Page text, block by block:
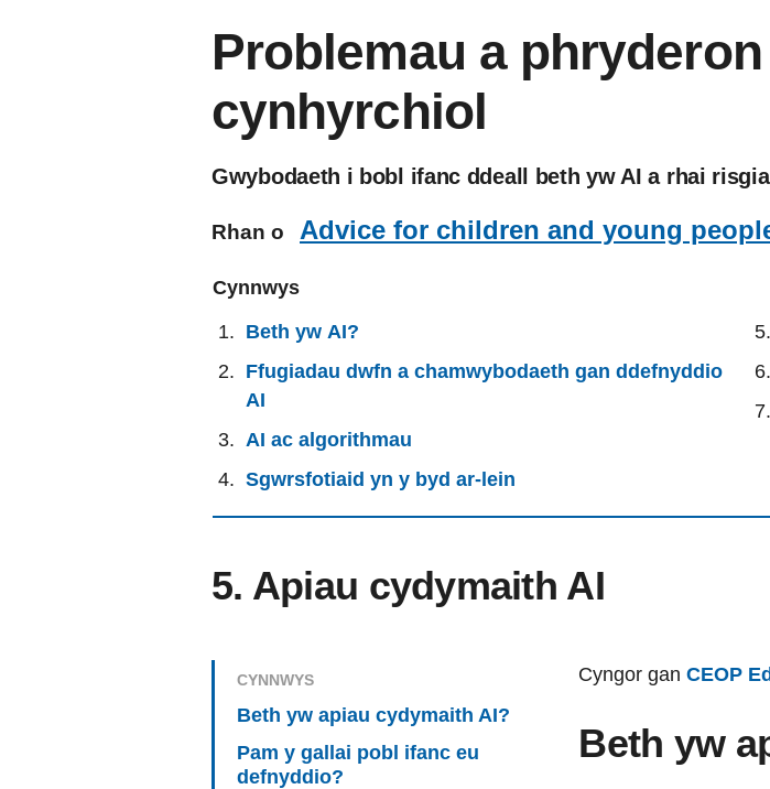
Problemau a
cynhyrchiol
Gwybodaeth i bobl ifanc ddeall beth yw AI a rhai
Rhan o Advice for children and young
Cynnwys
Beth yw AI?
Ffugiadau dwfn a chamwybodaeth gan ddefnyddio
AI
AI ac algorithmau
Sgwrsfotiaid yn y byd ar-lein
5. Apiau cydymaith AI
CYNNWYS
Beth yw apiau cydymaith AI?
Pam y gallai pobl ifanc eu
defnyddio?
Cyngor ganCEOP
Beth yw